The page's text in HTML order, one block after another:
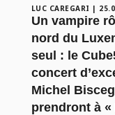
LUC CAREGARI |
Un vampire
nord du
seul : le
concert
Michel
prendront à